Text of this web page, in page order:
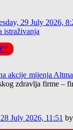
29 July 2026,
istraživanja
akcije mijenja
zdravlja firme –
July 2026, 11:51 by